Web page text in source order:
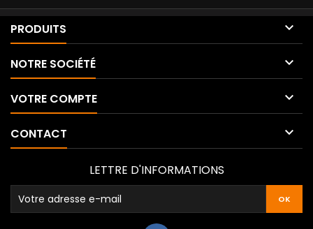
PRODUITS 
NOTRE SOCIÉTÉ 
VOTRE COMPTE 
CONTACT 
LETTRE D'INFORMATIONS